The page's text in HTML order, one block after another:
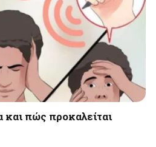
και πώς προκαλείται